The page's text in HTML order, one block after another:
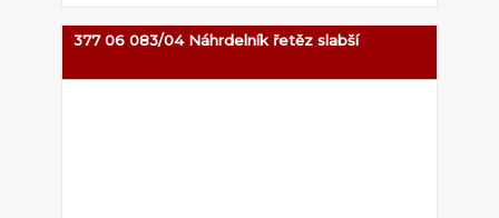
377 06 083/04 Náhrdelník řetěz slabší